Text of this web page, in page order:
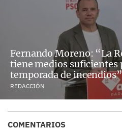
Fernando Moreno: “La
tiene medios suficientes
temporada de incendios”
REDACCIÓN
COMENTARIOS